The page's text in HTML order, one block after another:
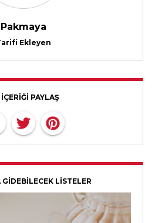
Pakmaya
Ekleyen
PAYLAŞ
LİSTELER